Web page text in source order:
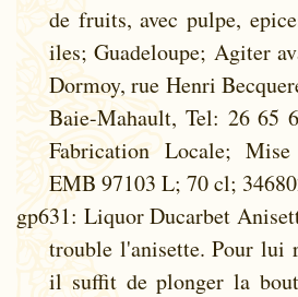
de fruits, avec pulpe,
iles; Guadeloupe; Agiter
Dormoy, rue Henri
Baie-Mahault, Tel: 26 65
Fabrication Locale;
EMB 97103 L; 70 cl;
gp631: Liquor Ducarbet
trouble l'anisette. Pour lui
il suffit de plonger la